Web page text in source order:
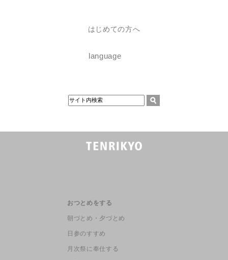
はじめての方へ
language
おつとめをする
朝づとめ・夕づとめ
日参のすすめ
月次祭に奉仕する